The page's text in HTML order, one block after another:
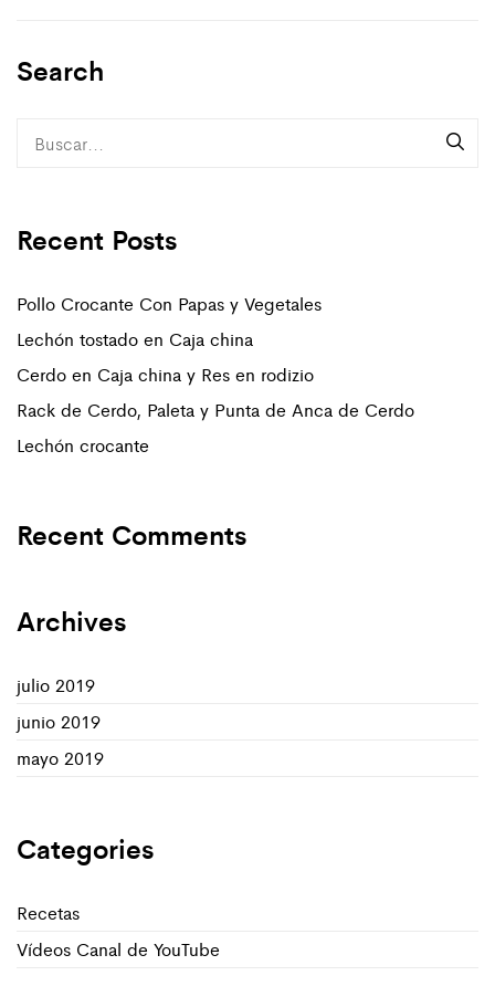
Search
Recent Posts
Pollo Crocante Con Papas y Vegetales
Lechón tostado en Caja china
Cerdo en Caja china y Res en rodizio
Rack de Cerdo, Paleta y Punta de Anca de Cerdo
Lechón crocante
Recent Comments
Archives
julio 2019
junio 2019
mayo 2019
Categories
Recetas
Vídeos Canal de YouTube